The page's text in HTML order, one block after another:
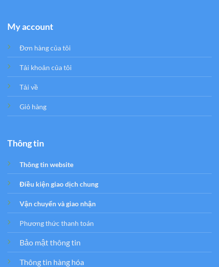
My account
Đơn hàng của tôi
Tải khoản của tôi
Tải về
Giỏ hàng
Thông tin
Thông tin website
Điều kiện giao dịch chung
Vận chuyển và giao nhận
Phương thức thanh toán
Bảo mật thông tin
Thông tin hàng hóa